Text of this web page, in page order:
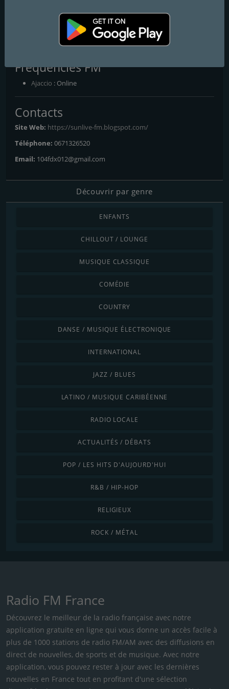
LE SOLEIL DANS VOTRE RADIO
un soleil dans votre radio
Frequencies FM
Ajaccio : Online
Contacts
Site Web: https://sunlive-fm.blogspot.com/
Téléphone: 0671326520
Email: 104fdx012@gmail.com
Découvrir par genre
ENFANTS
CHILLOUT / LOUNGE
MUSIQUE CLASSIQUE
COMÉDIE
COUNTRY
DANSE / MUSIQUE ÉLECTRONIQUE
INTERNATIONAL
JAZZ / BLUES
LATINO / MUSIQUE CARIBÉENNE
RADIO LOCALE
ACTUALITÉS / DÉBATS
POP / LES HITS D'AUJOURD'HUI
R&B / HIP-HOP
RELIGIEUX
ROCK / MÉTAL
Radio FM France
Découvrez le meilleur de la radio française avec notre
application gratuite en ligne qui vous donne un accès facile à
plus de 1000 stations de radio FM/AM avec des diffusions en
direct de nouvelles, de sports et de musique. Avec notre
application, vous pouvez rester à jour avec les dernières
nouvelles en France tout en profitant d'une sélection